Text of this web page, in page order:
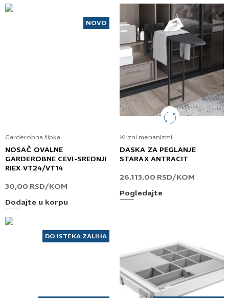
NOVO
Garderobna šipka
NOSAČ OVALNE
GARDEROBNE CEVI-SREDNJI
RIEX VT24/VT14
30,00 RSD/KOM
Dodajte u korpu
Klizni mehanizmi
DASKA ZA PEGLANJE
STARAX ANTRACIT
26.113,00 RSD/KOM
Pogledajte
DO ISTEKA ZALIHA